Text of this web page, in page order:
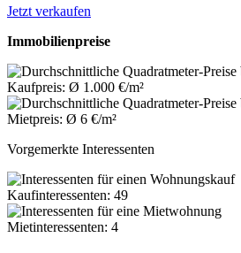
Jetzt verkaufen
Immobilienpreise
Kaufpreis: Ø 1.000 €/m²
Mietpreis: Ø 6 €/m²
Vorgemerkte Interessenten
Kaufinteressenten: 49
Mietinteressenten: 4